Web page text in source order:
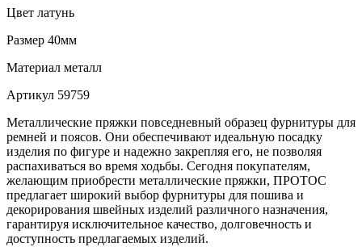
Цвет латунь
Размер 40мм
Материал металл
Артикул 59759
Металлические пряжки повседневный образец фурнитуры для
ремней и поясов. Они обеспечивают идеальную посадку
изделия по фигуре и надежно закрепляя его, не позволяя
распахиваться во время ходьбы. Сегодня покупателям,
желающим приобрести металлические пряжки, ПРОТОС
предлагает широкий выбор фурнитуры для пошива и
декорирования швейных изделий различного назначения,
гарантируя исключительное качество, долговечность и
доступность предлагаемых изделий.